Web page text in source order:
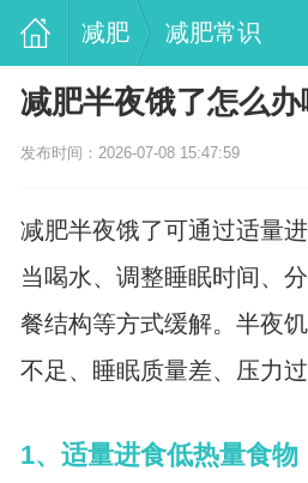
减肥 减肥常识
减肥半夜饿了怎么办
发布时间：2026-07-08 15:47:59
减肥半夜饿了可通过适量
当喝水、调整睡眠时间、
餐结构等方式缓解。半夜
不足、睡眠质量差、压力过
1、适量进食低热量食物